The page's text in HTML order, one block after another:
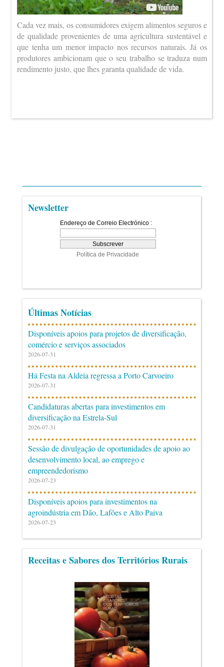
Cada vez mais, os consumidores exigem alimentos seguros e
de qualidade provenientes de uma agricultura sustentável e
que tenha um menor impacto nos recursos naturais. Já os
produtores ambicionam que o seu trabalho se traduza num
rendimento justo, que lhes garanta qualidade de vida.
Newsletter
Últimas Notícias
Disponíveis apoios para projetos de diversificação,
comércio e serviços associados
2026-07-31
Há Festa na Aldeia regressa a Porto Carvoeiro
2026-07-31
Candidaturas abertas para investimentos em
diversificação na Estrela-Sul
2026-07-31
Sessão de divulgação de oportunidades de apoio ao
desenvolvimento local, ao emprego e
empreendedorismo
2026-07-23
Disponíveis apoios para investimentos na
agroindústria em Dão, Lafões e Alto Paiva
2026-07-23
Receitas e Sabores dos Territórios Rurais